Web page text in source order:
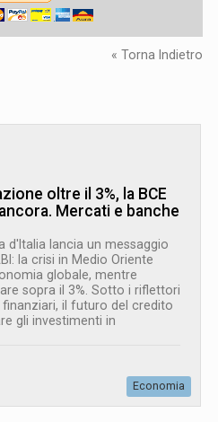
« Torna Indietro
oltre il 3%, la BCE
Mercati e banche
d'Italia lancia un messaggio
la crisi in Medio Oriente
globale, mentre
sopra il 3%. Sotto i riflettori
il futuro del credito
gli investimenti in
Economia